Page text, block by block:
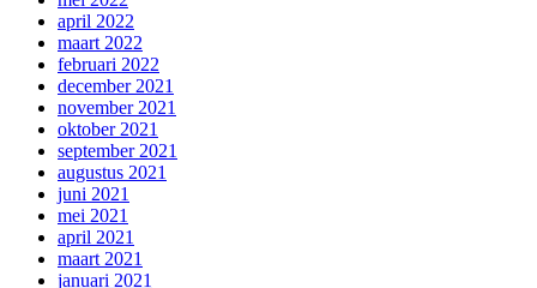
april 2022
maart 2022
februari 2022
december 2021
november 2021
oktober 2021
september 2021
augustus 2021
juni 2021
mei 2021
april 2021
maart 2021
januari 2021